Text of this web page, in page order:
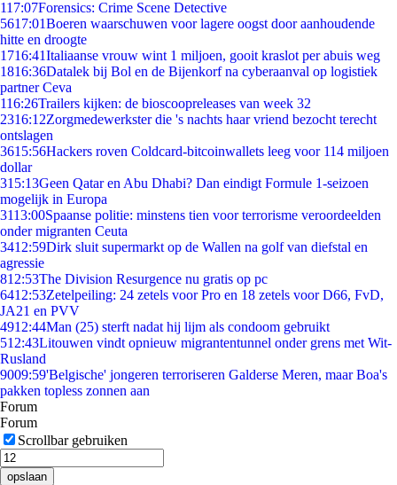
117:07Forensics: Crime Scene Detective
5617:01Boeren waarschuwen voor lagere oogst door aanhoudende
hitte en droogte
1716:41Italiaanse vrouw wint 1 miljoen, gooit kraslot per abuis weg
1816:36Datalek bij Bol en de Bijenkorf na cyberaanval op logistiek
partner Ceva
116:26Trailers kijken: de bioscoopreleases van week 32
2316:12Zorgmedewerkster die 's nachts haar vriend bezocht terecht
ontslagen
3615:56Hackers roven Coldcard-bitcoinwallets leeg voor 114 miljoen
dollar
315:13Geen Qatar en Abu Dhabi? Dan eindigt Formule 1-seizoen
mogelijk in Europa
3113:00Spaanse politie: minstens tien voor terrorisme veroordeelden
onder migranten Ceuta
3412:59Dirk sluit supermarkt op de Wallen na golf van diefstal en
agressie
812:53The Division Resurgence nu gratis op pc
6412:53Zetelpeiling: 24 zetels voor Pro en 18 zetels voor D66, FvD,
JA21 en PVV
4912:44Man (25) sterft nadat hij lijm als condoom gebruikt
512:43Litouwen vindt opnieuw migrantentunnel onder grens met Wit-
Rusland
9009:59'Belgische' jongeren terroriseren Galderse Meren, maar Boa's
pakken topless zonnen aan
Forum
Forum
Scrollbar gebruiken
opslaan